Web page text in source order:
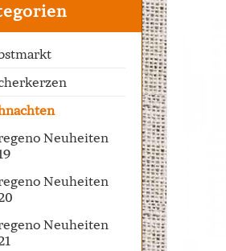
Neuheiten
Neuheiten
Neuheiten